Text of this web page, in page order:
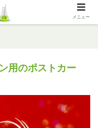
用のポストカー
メニュー